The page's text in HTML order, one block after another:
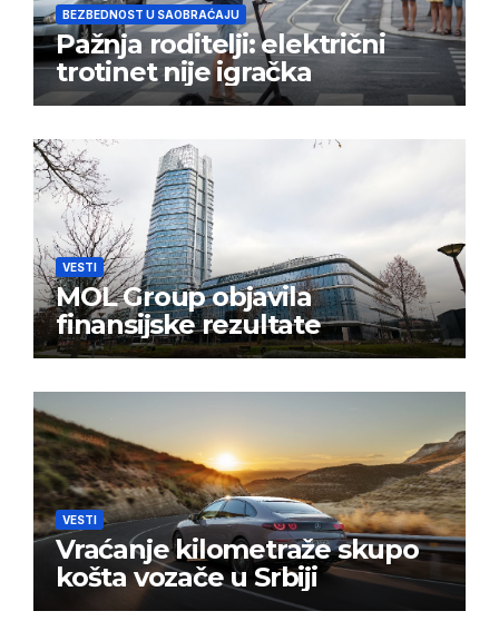
BEZBEDNOST U SAOBRAĆAJU
Pažnja roditelji: električni
trotinet nije igračka
VESTI
MOL Group objavila
finansijske rezultate
VESTI
Vraćanje kilometraže skupo
košta vozače u Srbiji